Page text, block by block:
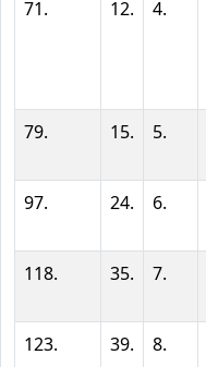
71. 12. 4.
79. 15. 5.
97. 24. 6.
118. 35. 7.
123. 39. 8.